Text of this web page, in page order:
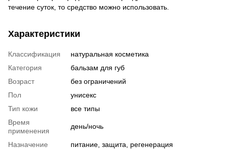
течение суток, то средство можно использовать.
Характеристики
Классификация
натуральная косметика
Категория
бальзам для губ
Возраст
без ограничений
Пол
унисекс
Тип кожи
все типы
Время
применения
день/ночь
Назначение
питание, защита, регенерация